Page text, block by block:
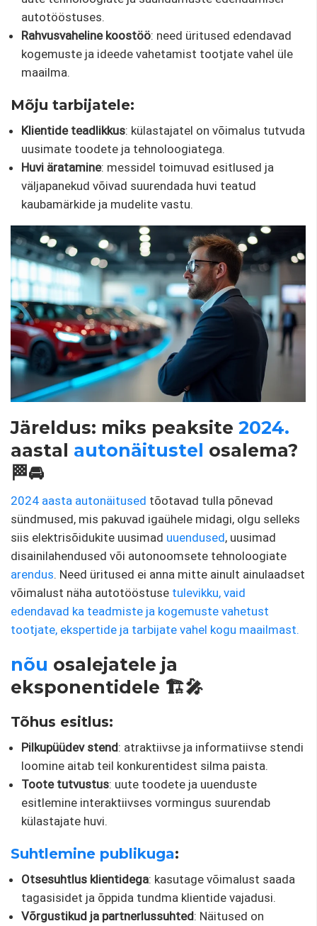
autotööstuses.
Rahvusvaheline koostöö: need üritused edendavad
kogemuste ja ideede vahetamist tootjate vahel üle
maailma.
Mõju tarbijatele:
Klientide teadlikkus: külastajatel on võimalus tutvuda
uusimate toodete ja tehnoloogiatega.
Huvi äratamine: messidel toimuvad esitlused ja
väljapanekud võivad suurendada huvi teatud
kaubamärkide ja mudelite vastu.
Järeldus: miks peaksite 2024.
aastal autonäitustel osalema?
🏁🚘
2024 aasta autonäitused tõotavad tulla põnevad
sündmused, mis pakuvad igaühele midagi, olgu selleks
siis elektrisõidukite uusimad uuendused, uusimad
disainilahendused või autonoomsete tehnoloogiate
arendus. Need üritused ei anna mitte ainult ainulaadset
võimalust näha autotööstuse tulevikku, vaid
edendavad ka teadmiste ja kogemuste vahetust
tootjate, ekspertide ja tarbijate vahel kogu maailmast.
nõu osalejatele ja
eksponentidele 🏗️🎤
Tõhus esitlus:
Pilkupüüdev stend: atraktiivse ja informatiivse stendi
loomine aitab teil konkurentidest silma paista.
Toote tutvustus: uute toodete ja uuenduste
esitlemine interaktiivses vormingus suurendab
külastajate huvi.
Suhtlemine publikuga:
Otsesuhtlus klientidega: kasutage võimalust saada
tagasisidet ja õppida tundma klientide vajadusi.
Võrgustikud ja partnerlussuhted: Näitused on